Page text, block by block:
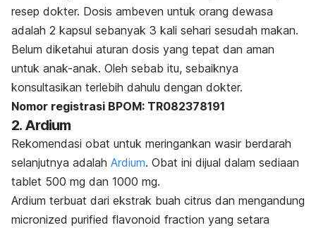
resep dokter. Dosis ambeven untuk orang dewasa
adalah 2 kapsul sebanyak 3 kali sehari sesudah makan.
Belum diketahui aturan dosis yang tepat dan aman
untuk anak-anak. Oleh sebab itu, sebaiknya
konsultasikan terlebih dahulu dengan dokter.
Nomor registrasi BPOM: TR082378191
2. Ardium
Rekomendasi obat untuk meringankan wasir berdarah
selanjutnya adalah Ardium. Obat ini dijual dalam sediaan
tablet 500 mg dan 1000 mg.
Ardium terbuat dari ekstrak buah citrus dan mengandung
micronized purified flavonoid fraction yang setara